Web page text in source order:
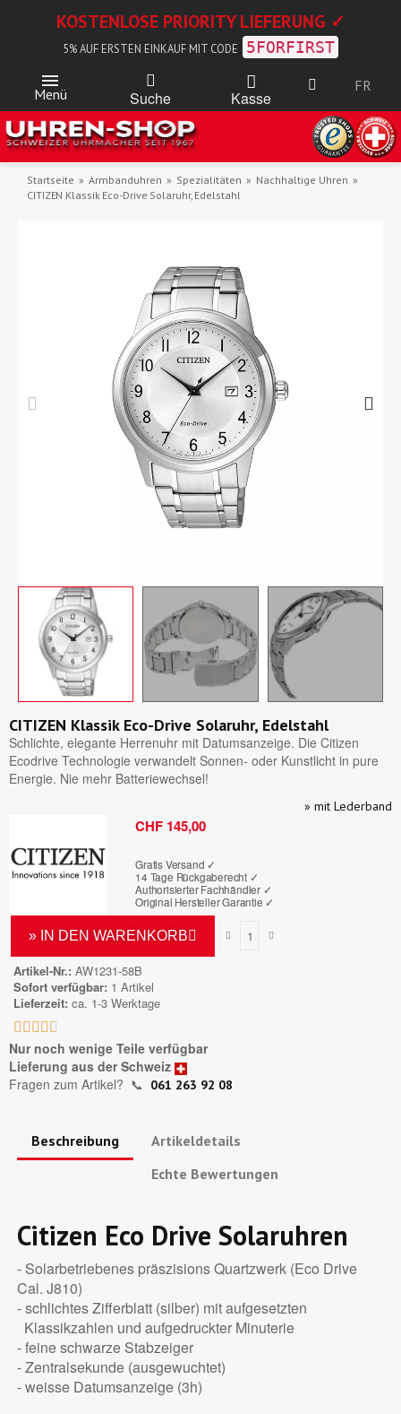
KOSTENLOSE PRIORITY LIEFERUNG ✓
5% AUF ERSTEN EINKAUF MIT CODE 5FORFIRST
Menü Suche Kasse
FR
Startseite Armbanduhren Spezialitäten
Nachhaltige Uhren
CITIZEN Klassik Eco-Drive Solaruhr, Edelstahl
CITIZEN Klassik Eco-Drive Solaruhr, Edelstahl
Schlichte, elegante Herrenuhr mit Datumsanzeige. Die Citizen
Ecodrive Technologie verwandelt Sonnen- oder Kunstlicht in pure
Energie. Nie mehr Batteriewechsel!
» mit Lederband
CHF 145,00
Gratis Versand ✓
14 Tage Rückgaberecht ✓
Authorisierter Fachhändler ✓
Original Hersteller Garantie ✓
» IN DEN WARENKORB
Artikel-Nr. AW1231-58B
Sofort verfügbar 1 Artikel
Lieferzeit ca. 1-3 Werktage
    
Nur noch wenige Teile verfügbar
Lieferung aus der Schweiz
Fragen zum Artikel? 📞 061 263 92 08
Beschreibung
Artikeldetails
Echte Bewertungen
Citizen Eco Drive Solaruhren
- Solarbetriebenes präszisions Quartzwerk (Eco Drive
Cal. J810)
- schlichtes Zifferblatt (silber) mit aufgesetzten
Klassikzahlen und aufgedruckter Minuterie
- feine schwarze Stabzeiger
- Zentralsekunde (ausgewuchtet)
- weisse Datumsanzeige (3h)